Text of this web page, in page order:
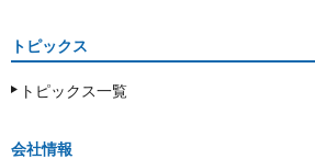
トピックス
トピックス一覧
会社情報